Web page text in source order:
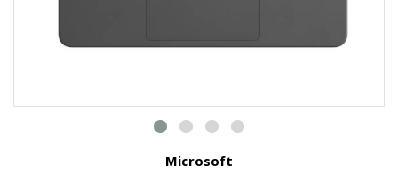
Microsoft